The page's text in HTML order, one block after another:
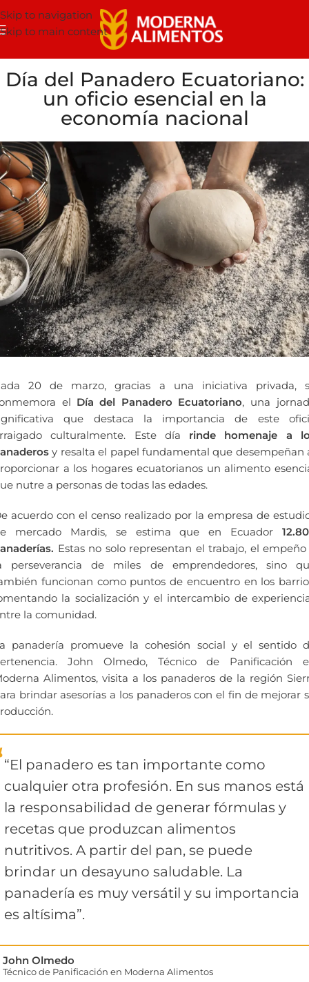
Skip to navigation
Skip to main content
Día del Panadero Ecuatoriano:
un oficio esencial en la
economía nacional
20 de marzo, gracias a una iniciativa privada,
el Día del Panadero Ecuatoriano, una
que destaca la importancia de este
culturalmente. Este día rinde homenaje a
y resalta el papel fundamental que desempeñan
a los hogares ecuatorianos un alimento
nutre a personas de todas las edades.
acuerdo con el censo realizado por la empresa de
mercado Mardis, se estima que en Ecuador
Estas no solo representan el trabajo, el empeño
perseverancia de miles de emprendedores, sino
funcionan como puntos de encuentro en los
la socialización y el intercambio de
la comunidad.
panadería promueve la cohesión social y el sentido
John Olmedo, Técnico de Panificación
Alimentos, visita a los panaderos de la región
brindar asesorías a los panaderos con el fin de mejorar
“El panadero es tan importante como
cualquier otra profesión. En sus manos está
la responsabilidad de generar fórmulas y
recetas que produzcan alimentos
nutritivos. A partir del pan, se puede
brindar un desayuno saludable. La
panadería es muy versátil y su importancia
es altísima”.
John Olmedo
Técnico de Panificación en Moderna Alimentos